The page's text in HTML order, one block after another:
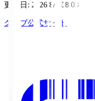
更新日 : 2026/8/6 08:03
クラブ公式サイト